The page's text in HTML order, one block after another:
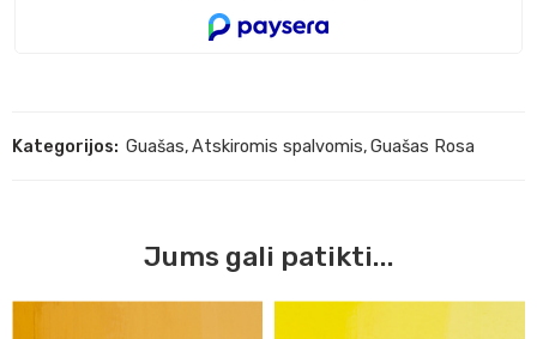
Kategorijos: Guašas,Atskiromis spalvomis,Guašas Rosa
Jums gali patikti...